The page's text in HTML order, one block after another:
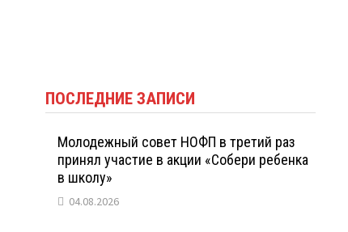
ПОСЛЕДНИЕ ЗАПИСИ
Молодежный совет НОФП в третий раз
принял участие в акции «Собери ребенка
в школу»
04.08.2026